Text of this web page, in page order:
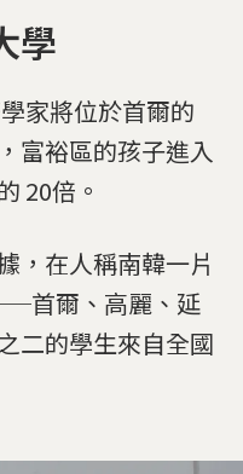
學
家將位於首爾的
富裕區的孩子進入
20倍。
，在人稱南韓一片
首爾、高麗、延
二的學生來自全國